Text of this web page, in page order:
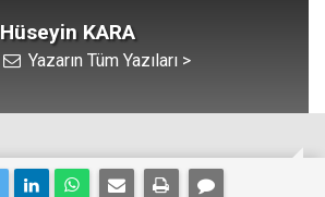
Hüseyin KARA
Yazarın Tüm Yazıları >